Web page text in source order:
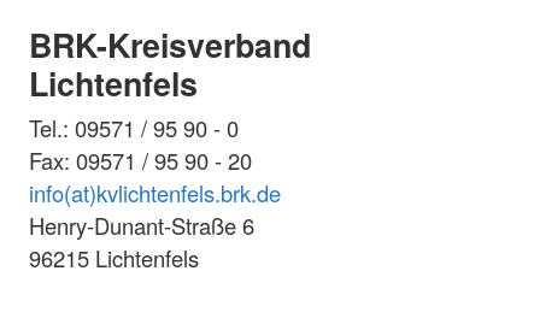
BRK-Kreisverband
Lichtenfels
Tel.: 09571 / 95 90 - 0
Fax: 09571 / 95 90 - 20
info(at)kvlichtenfels.brk.de
Henry-Dunant-Straße 6
96215 Lichtenfels